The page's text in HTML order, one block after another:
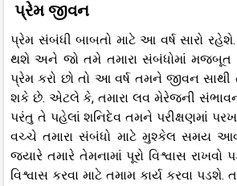
પ્રેમ જીવન
પ્રેમ સંબંધી બાબતો માટે આ વર્ષ સારો રહેશે.
થશે અને જો તમે તમારા સંબંધોમાં
પ્રેમ કરો છો તો આ વર્ષ તમને જીવન સાથી
શકે છે. એટલે કે, તમારા લવ મેરેજની
પરંતુ તે પહેલાં શનિદેવ તમને પરીક્ષણમાં
વચ્ચે તમારા સંબંધો માટે મુશ્કેલ
જ્યારે તમારે તેમનામાં પૂરો વિશ્વાસ
વિશ્વાસ કરવા માટે તમામ કાર્ય કરવા